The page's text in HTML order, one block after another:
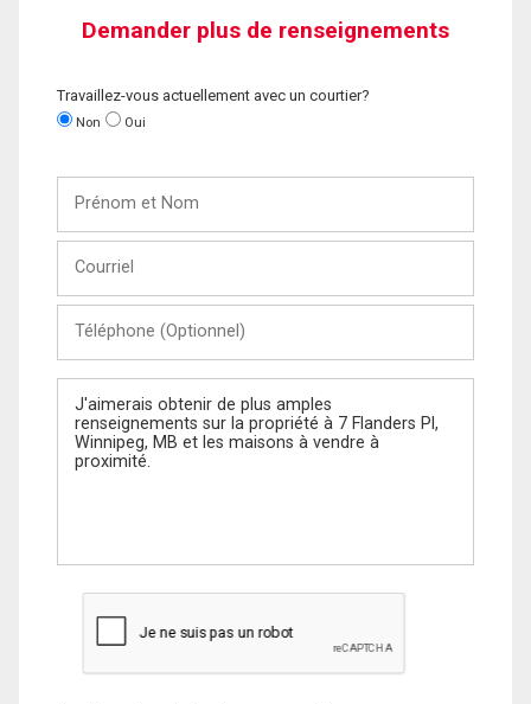
Demander plus de renseignements
Travaillez-vous actuellement avec un courtier?
Non Oui
Nom
(Optionnel)
Message